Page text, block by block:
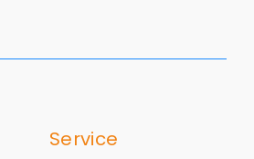
Service